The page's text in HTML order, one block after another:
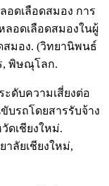
อดเลือดสมอง การ
ลอดเลือดสมองในผู้
สมอง. (วิทยานิพนธ์
, พิษณุโลก.
ะดับความเสี่ยงต่อ
บรถโดยสารรับจ้าง
ดเชียงใหม่.
ลัยเชียงใหม่,